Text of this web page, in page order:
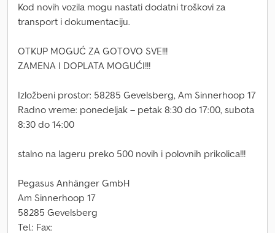
Kod novih vozila mogu nastati dodatni troškovi za
transport i dokumentaciju.
OTKUP MOGUĆ ZA GOTOVO SVE!!!
ZAMENA I DOPLATA MOGUĆI!!!
Izložbeni prostor: 58285 Gevelsberg, Am Sinnerhoop 17
Radno vreme: ponedeljak – petak 8:30 do 17:00, subota
8:30 do 14:00
stalno na lageru preko 500 novih i polovnih prikolica!!!
Pegasus Anhänger GmbH
Am Sinnerhoop 17
58285 Gevelsberg
Tel.: Fax: